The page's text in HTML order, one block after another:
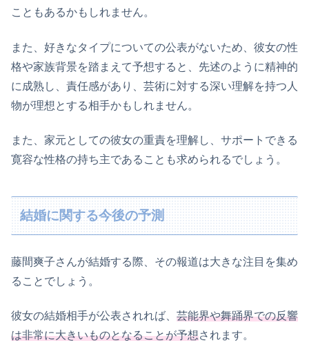
こともあるかもしれません。
また、好きなタイプについての公表がないため、彼女の性
格や家族背景を踏まえて予想すると、先述のように精神的
に成熟し、責任感があり、芸術に対する深い理解を持つ人
物が理想とする相手かもしれません。
また、家元としての彼女の重責を理解し、サポートできる
寛容な性格の持ち主であることも求められるでしょう。
結婚に関する今後の予測
藤間爽子さんが結婚する際、その報道は大きな注目を集め
ることでしょう。
彼女の結婚相手が公表されれば、 芸能界や舞踊界での反響
は非常に大きいものとなることが予想されます。